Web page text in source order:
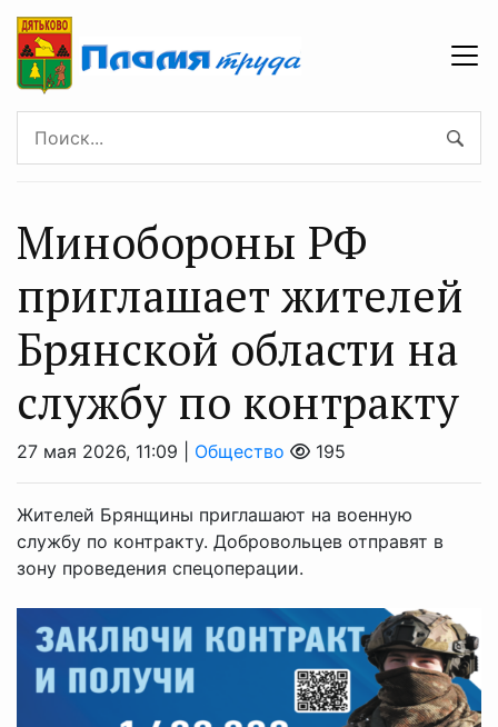
Минобoроны РФ
приглaшaет житeлeй
Брянской облaсти на
cлужбу по контрaкту
27 мая 2026, 11:09 | Общество 195
Жителей Брянщины приглашают на военную
службу по контракту. Добровольцев отправят в
зону проведения спецоперации.